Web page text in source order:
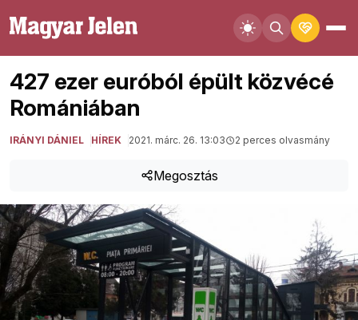
427 ezer euróból épült közvécé
Romániában
IRÁNYI DÁNIEL HÍREK 2021. márc. 26. 13:03 2 perces olvasmány
Megosztás